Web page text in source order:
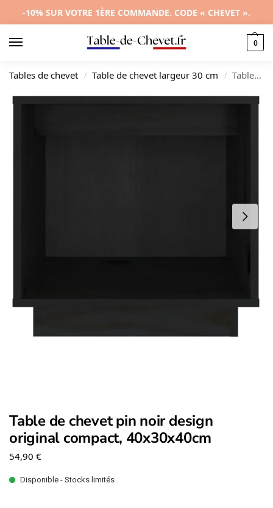
-10% SUR VOTRE 1ÈRE COMMANDE. CODE « CHEVET ».
0
Tables de chevet / Table de chevet largeur 30 cm / Table de chevet pin noir design original compact, 40x30x40cm
Table de chevet pin noir design
original compact, 40x30x40cm
54,90 €
Disponible - Stocks limités